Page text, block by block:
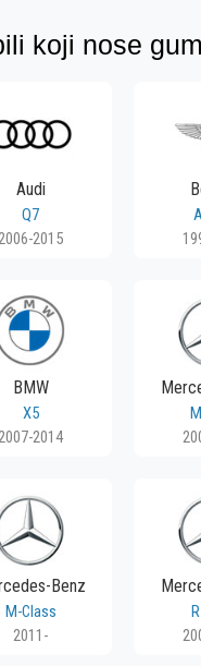
koji nose
Audi
Q7
2015
BMW
X5
2014
Benz
M-Class
2011-